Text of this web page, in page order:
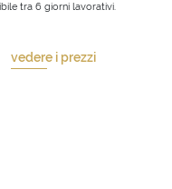
tra 6 giorni lavorativi.
vedere i prezzi